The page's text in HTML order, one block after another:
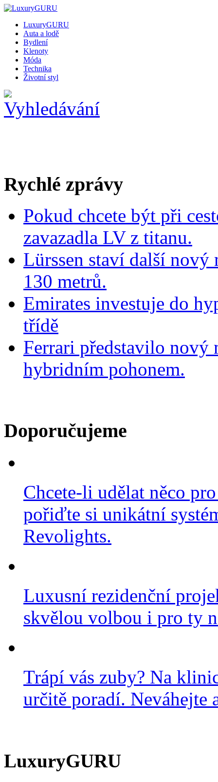
LuxuryGURU
Auta a lodě
Bydlení
Klenoty
Móda
Technika
Životní styl
Rychlé zprávy
Pokud chcete být při
zavazadla LV z titanu.
Lürssen staví další nový
130 metrů.
Emirates investuje do
třídě
Ferrari představilo nový
hybridním pohonem.
Doporučujeme
Chcete-li udělat něco
pořiďte si unikátní
Revolights.
Luxusní rezidenční
skvělou volbou i pro ty
Trápí vás zuby? Na
určitě poradí. Neváhejte
LuxuryGURU